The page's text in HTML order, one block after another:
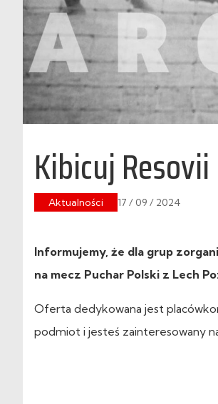
Kibicuj
Aktualności 17 / 09 / 2024
Informujemy, że dla grup
na mecz Puchar Polski z Lech
Oferta dedykowana jest
podmiot i jesteś zainteresowany